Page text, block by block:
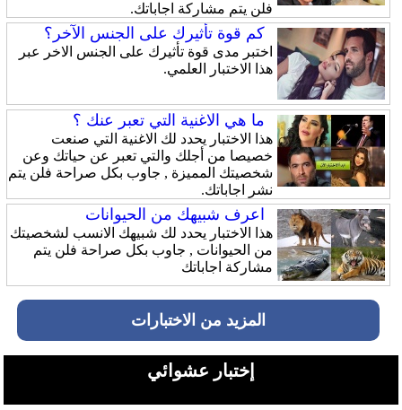
فلن يتم مشاركة اجاباتك.
كم قوة تأثيرك على الجنس الآخر؟
اختبر مدى قوة تأثيرك على الجنس الاخر عبر
هذا الاختبار العلمي.
ما هي الاغنية التي تعبر عنك ؟
هذا الاختبار يحدد لك الاغنية التي صنعت
خصيصا من أجلك والتي تعبر عن حياتك وعن
شخصيتك المميزة , جاوب بكل صراحة فلن يتم
نشر اجاباتك.
اعرف شبيهك من الحيوانات
هذا الاختبار يحدد لك شبيهك الانسب لشخصيتك
من الحيوانات , جاوب بكل صراحة فلن يتم
مشاركة اجاباتك
المزيد من الاختبارات
إختبار عشوائي